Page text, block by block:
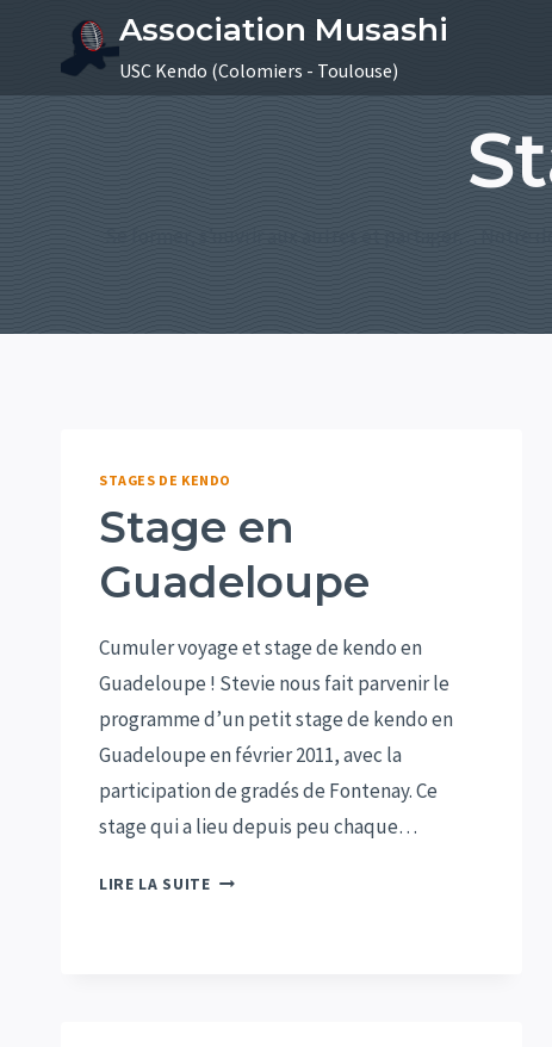
Association Musashi
USC Kendo (Colomiers - Toulouse)
STAGES DE KENDO
Stage en
Guadeloupe
Cumuler voyage et stage de kendo en
Guadeloupe ! Stevie nous fait parvenir le
programme d’un petit stage de kendo en
Guadeloupe en février 2011, avec la
participation de gradés de Fontenay. Ce
stage qui a lieu depuis peu chaque…
LIRE LA SUITESTAGE